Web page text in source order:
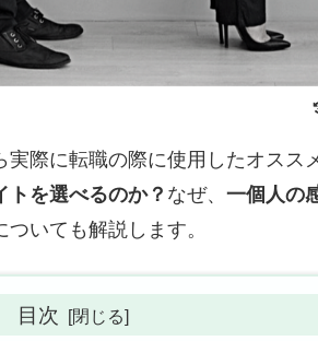
際に転職の際に使用したオスス
トを選べるのか？ なぜ、 一個人の
ついても解説します。
目次